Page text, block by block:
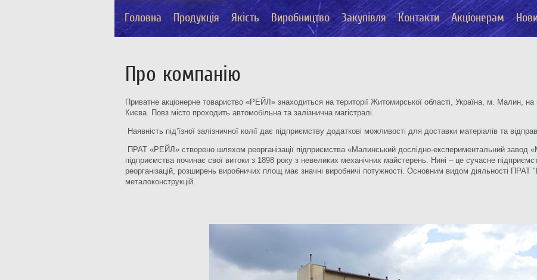
Головна Продукція Якість Виробництво Закупівля Контакти Акціонерам
Про компанію
Приватне акціонерне товариство «РЕЙЛ» знаходиться на території Житомирської області, Україна, м. Малин, на
Києва. Повз місто проходить автомобільна та залізнична магістралі.
Наявність під’їзної залізничної колії дає підприємству додаткові можливості для доставки матеріалів та
ПРАТ «РЕЙЛ» створено шляхом реорганізації підприємства «Малинський дослідно-експериментальний завод
підприємства починає свої витоки з 1898 року з невеликих механічних майстерень. Нині – це сучасне
реорганізацій, розширень виробничих площ має значні виробничі потужності. Основним видом діяльності
металоконструкцій.